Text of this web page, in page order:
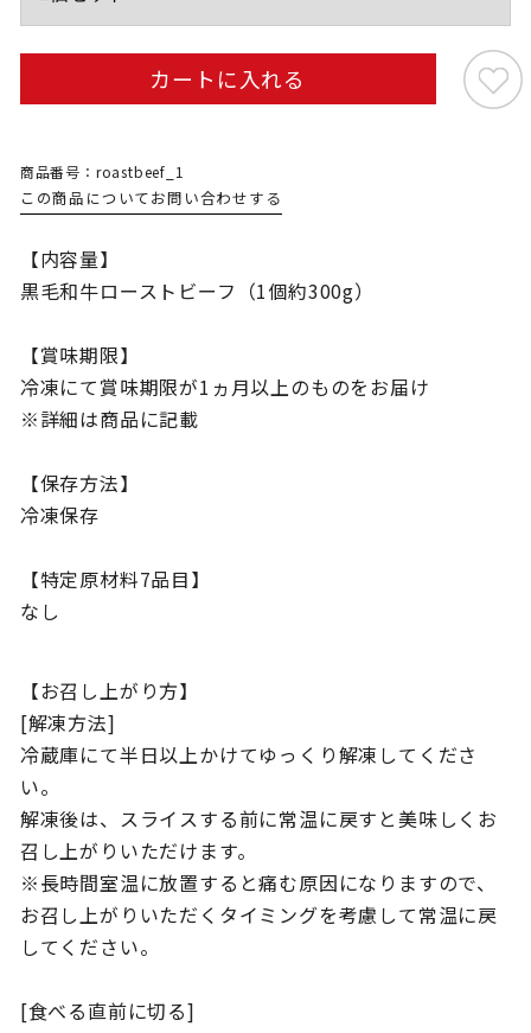
カートに入れる
商品番号：roastbeef_1
この商品についてお問い合わせする
【内容量】
黒毛和牛ローストビーフ（1個約300g）
【賞味期限】
冷凍にて賞味期限が1ヵ月以上のものをお届け
※詳細は商品に記載
【保存方法】
冷凍保存
【特定原材料7品目】
なし
【お召し上がり方】
[解凍方法]
冷蔵庫にて半日以上かけてゆっくり解凍してくださ
い。
解凍後は、スライスする前に常温に戻すと美味しくお
召し上がりいただけます。
※長時間室温に放置すると痛む原因になりますので、
お召し上がりいただくタイミングを考慮して常温に戻
してください。
[食べる直前に切る]